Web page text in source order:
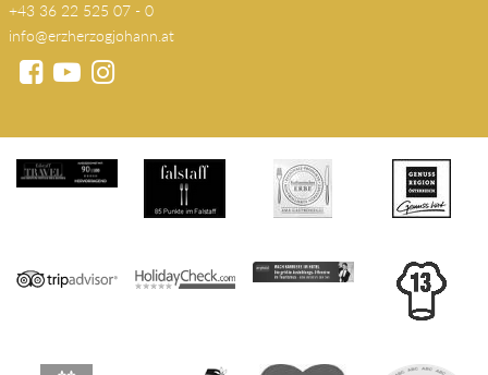
+43 36 22 525 07 - 0
info@erzherzogjohann.at